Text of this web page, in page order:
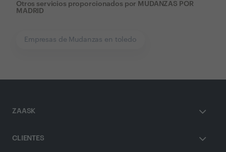
Otros servicios proporcionados por MUDANZAS POR
MADRID
Empresas de Mudanzas en toledo
ZAASK
CLIENTES